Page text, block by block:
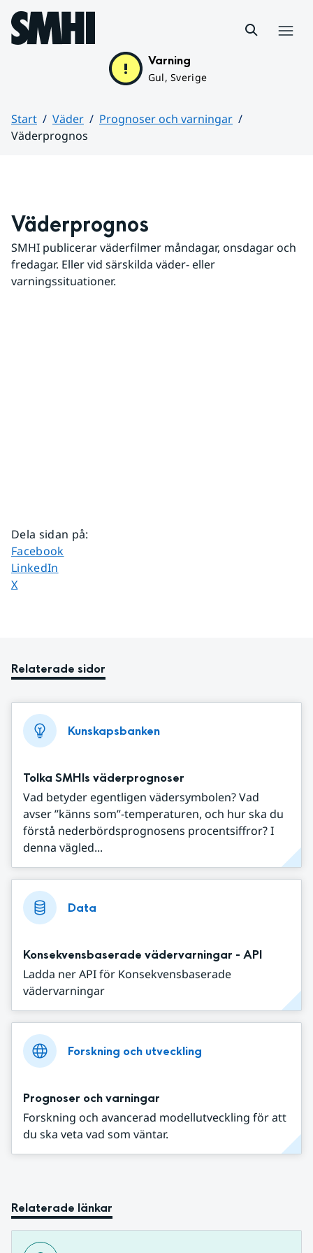
Hoppa till sidans innehåll
Varning
Gul, Sverige
Start Väder
Prognoser och varningar
Väderprognos
Väderprognos
SMHI publicerar väderfilmer måndagar, onsdagar och
fredagar. Eller vid särskilda väder- eller
varningssituationer.
Dela sidan på:
Dela sidan på
Facebook
Dela sidan på
LinkedIn
Dela sidan på
X
Relaterade sidor
Kunskapsbanken
Tolka SMHIs väderprognoser
Vad betyder egentligen vädersymbolen? Vad
avser ”känns som”-temperaturen, och hur ska du
förstå nederbördsprognosens procentsiffror? I
denna vägled...
Data
Konsekvensbaserade vädervarningar - API
Ladda ner API för Konsekvensbaserade
vädervarningar
Forskning och utveckling
Prognoser och varningar
Forskning och avancerad modellutveckling för att
du ska veta vad som väntar.
Relaterade länkar